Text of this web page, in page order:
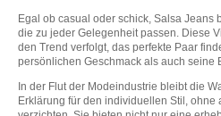
Egal ob casual oder schick, Salsa Jeans
die zu jeder Gelegenheit passen. Diese
den Trend verfolgt, das perfekte Paar
persönlichen Geschmack als auch seine
In der Flut der Modeindustrie bleibt die
Erklärung für den individuellen Stil, ohne